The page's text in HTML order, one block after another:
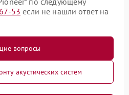
53 если не нашли ответ на
вопросы
акустических систем